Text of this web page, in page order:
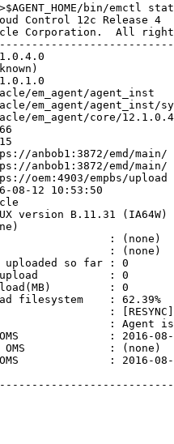
bin/emctl
Control 12c Release 4
Corporation.  All
em_agent/agent_inst
em_agent/agent_inst/
em_agent/core/
anbob1:3872/emd/main/
anbob1:3872/emd/main/
oem:4903/empbs/upload
08-12 10:53:50
version B.11.31 (IA64W)
: (none)
: (none)
uploaded so far : 0
: 0
: 0
filesystem    : 62.39%
: [RESYNC]
:
: 2016-
: (none)
: 2016-